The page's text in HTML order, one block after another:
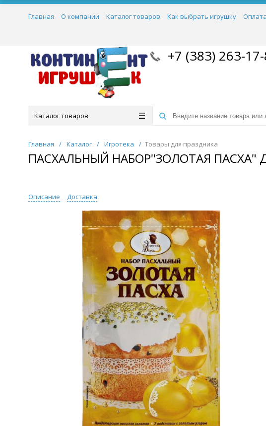
Главная О компании Каталог товаров Как выбрать игрушку
+7 (383) 263-
Каталог товаров
Главная / Каталог / Игротека / Товары для праздника
ПАСХАЛЬНЫЙ НАБОР"ЗОЛОТАЯ ПАСХА"
Описание Доставка